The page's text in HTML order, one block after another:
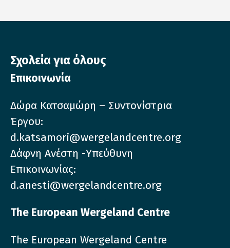
Σχολεία για όλους
Επικοινωνία
Δώρα Κατσαμώρη – Συντονίστρια
Έργου:
d.katsamori@wergelandcentre.org
Δάφνη Ανέστη -Υπεύθυνη
Επικοινωνίας:
d.anesti@wergelandcentre.org
The European Wergeland Centre
The European Wergeland Centre